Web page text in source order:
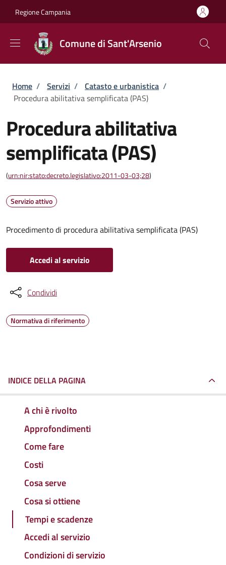
Regione Campania
Comune di Sant'Arsenio
Briciole di pane
Home / Servizi / Catasto e urbanistica /
Procedura abilitativa semplificata (PAS)
Procedura abilitativa
semplificata (PAS)
(urn:nir:stato:decreto.legislativo:2011-03-03;28)
Servizio attivo
Procedimento di procedura abilitativa semplificata (PAS)
Accedi al servizio
Condividi
Normativa di riferimento
INDICE DELLA PAGINA
A chi è rivolto
Approfondimenti
Come fare
Costi
Cosa serve
Cosa si ottiene
Tempi e scadenze
Accedi al servizio
Condizioni di servizio